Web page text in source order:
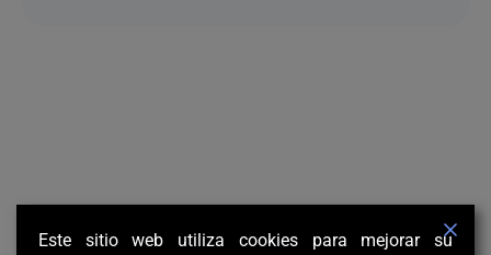
Este sitio web utiliza cookies para mejorar su